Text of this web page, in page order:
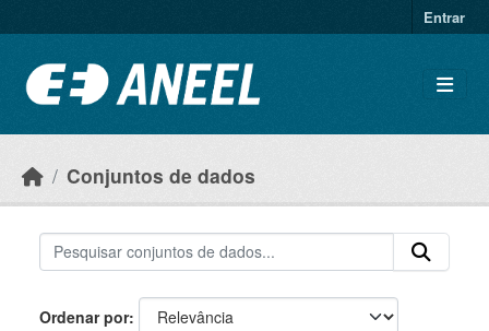
Entrar
Conjuntos de dados
Ordenar por